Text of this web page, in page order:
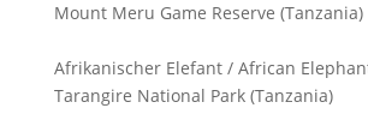
Mount Meru Game Reserve (Tanzania)
Afrikanischer Elefant / African
Tarangire National Park (Tanzania)